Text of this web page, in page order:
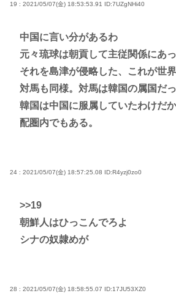
19 : 2021/05/07(金) 18:53:53.91 ID:7UZgNHi40
中国に言い分があるわ
元々琉球は朝貢して主従関係にあ
それを島津が侵略した、これが世界
対馬も同様。対馬は韓国の属国だっ
韓国は中国に服属していたわけだ
配圏内でもある。
24 : 2021/05/07(金) 18:57:25.08 ID:R4yzj0zo0
>>19
朝鮮人はひっこんでろよ
シナの奴隷めが
28 : 2021/05/07(金) 18:58:55.07 ID:17JU53XZ0